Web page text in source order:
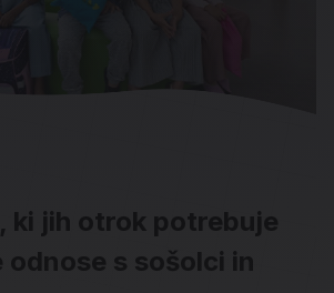
ki jih otrok potrebuje
odnose s sošolci in